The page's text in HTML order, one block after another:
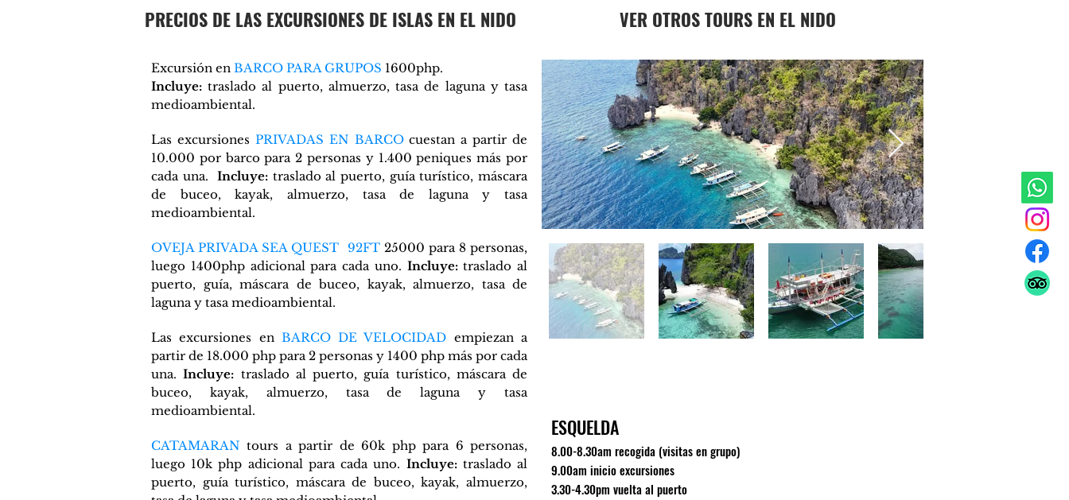
PRECIOS DE LAS EXCURSIONES DE ISLAS EN EL NIDO
Excursión en BARCO PARA GRUPOS 1600php.
Incluye: traslado al puerto, almuerzo, tasa de laguna y tasa
medioambiental.
Las excursiones PRIVADAS EN BARCOcuestan a partir de
10.000 por barco para 2 personas y 1.400 peniques más por
cada una. Incluye: traslado al puerto, guía turístico, máscara
de buceo, kayak, almuerzo, tasa de laguna y tasa
medioambiental.
OVEJA PRIVADA SEA QUEST 92FT25000 para 8 personas,
luego 1400php adicional para cada uno. Incluye:traslado al
puerto, guía, máscara de buceo, kayak, almuerzo, tasa de
laguna y tasa medioambiental.
Las excursiones en BARCO DE VELOCIDAD empiezan a
partir de 18.000 php para 2 personas y 1400 php más por cada
una.Incluye: traslado al puerto, guía turístico, máscara de
buceo, kayak, almuerzo, tasa de laguna y tasa
medioambiental.
CATAMARAN tours a partir de 60k php para 6 personas,
luego 10k php adicional para cada uno. Incluye:traslado al
puerto, guía turístico, máscara de buceo, kayak, almuerzo,
VER OTROS TOURS EN EL NIDO
ESQUELDA
8.00-8.30am recogida (visitas en grupo)
9.00am inicio excursiones
3.30-4.30pm vuelta al puerto